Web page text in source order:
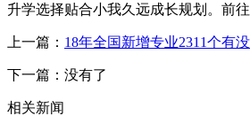
升学选择贴合小我久远成长规划。前
上一篇： 18年全国新增专业2311个有
下一篇：没有了
相关新闻